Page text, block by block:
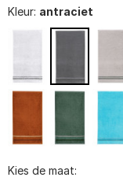
Kleur: antraciet
Kies de maat: